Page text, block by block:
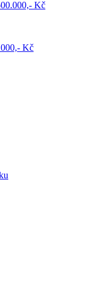
Kč
Kč